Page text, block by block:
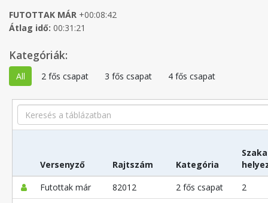
FUTOTTAK MÁR +00:08:42
Átlag idő: 00:31:21
Kategóriák:
All 2 fős csapat 3 fős csapat 4 fős csapat
Search
Versenyző Rajtszám Kategória
Futottak már
82012 2 fős csapat
2